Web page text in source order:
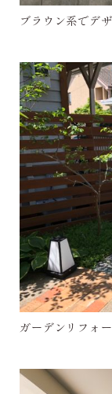
ブラウン系でデ
ガーデンリフォ